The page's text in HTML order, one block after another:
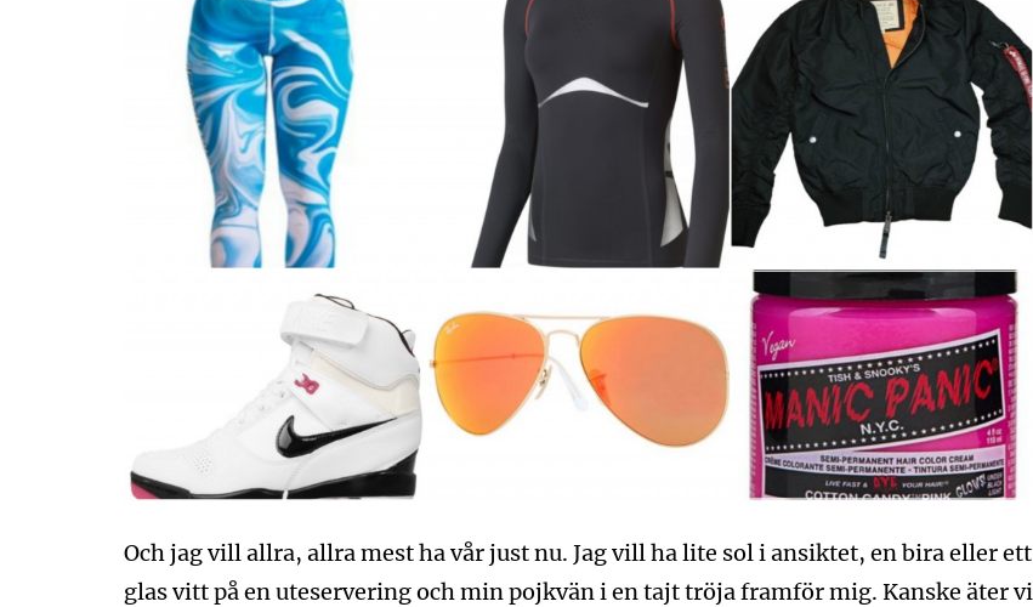
Och jag vill allra, allra mest ha vår just nu. Jag vill ha lite sol i ansiktet, en bira eller ett
glas vitt på en uteservering och min pojkvän i en tajt tröja framför mig. Kanske äter vi